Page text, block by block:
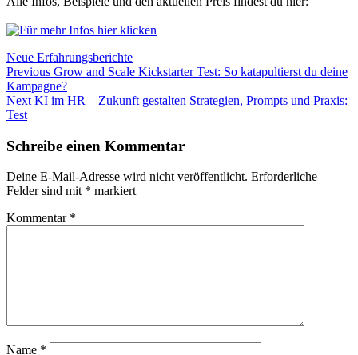
Neue Erfahrungsberichte
Beitragsnavigation
Previous Previous
post:
Grow and Scale Kickstarter Test: So katapultierst du deine
Kampagne?
Next Next
KI im HR – Zukunft gestalten Strategien, Prompts und Praxis:
Test
Schreibe einen Kommentar
Deine E-Mail-Adresse wird nicht veröffentlicht. Erforderliche
Felder sind mit * markiert
Kommentar *
Name *